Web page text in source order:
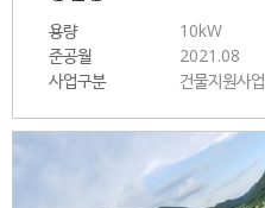
용량
10kW
준공월
2021.08
사업구분
건물지원사업